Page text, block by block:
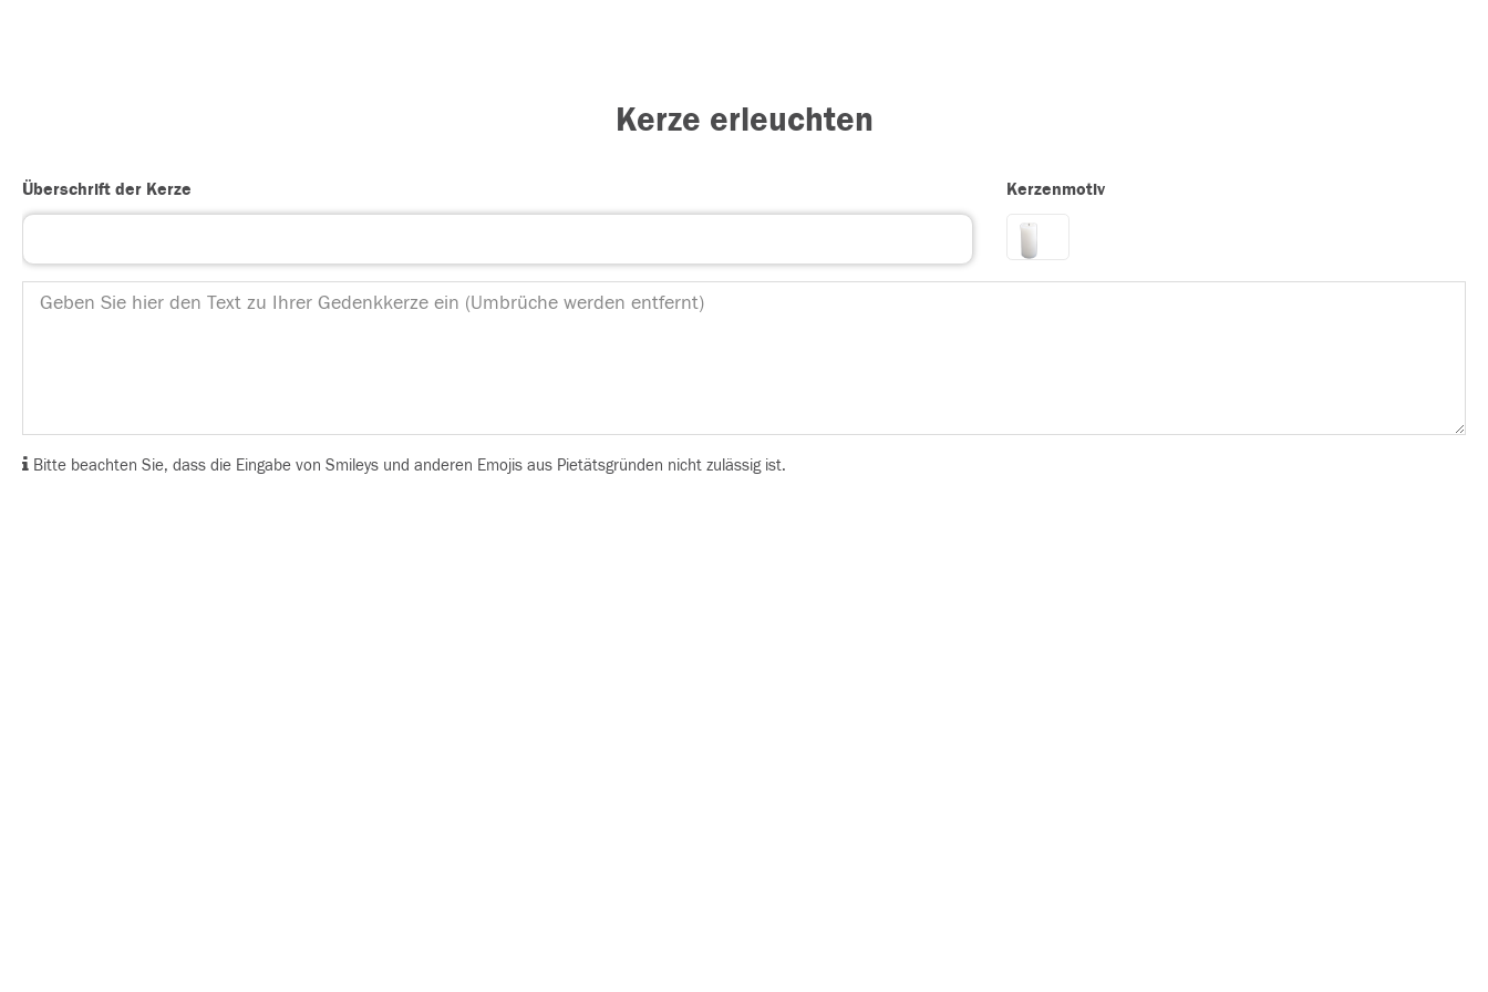
Kerze erleuchten
Überschrift der Kerze Kerzenmotiv
Bitte beachten Sie, dass die Eingabe von Smileys und anderen Emojis aus Pietätsgründen nicht zulässig ist.